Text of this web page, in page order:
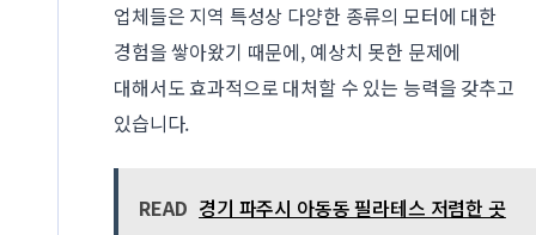
업체들은 지역 특성상 다양한 종류의 모터에 대한
경험을 쌓아왔기 때문에, 예상치 못한 문제에
대해서도 효과적으로 대처할 수 있는 능력을 갖추고
있습니다.
READ 경기 파주시 아동동 필라테스 저렴한 곳